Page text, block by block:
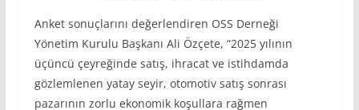
Anket sonuçlarını değerlendiren OSS Derneği
Yönetim Kurulu Başkanı Ali Özçete, “2025 yılının
üçüncü çeyreğinde satış, ihracat ve istihdamda
gözlemlenen yatay seyir, otomotiv satış sonrası
pazarının zorlu ekonomik koşullara rağmen